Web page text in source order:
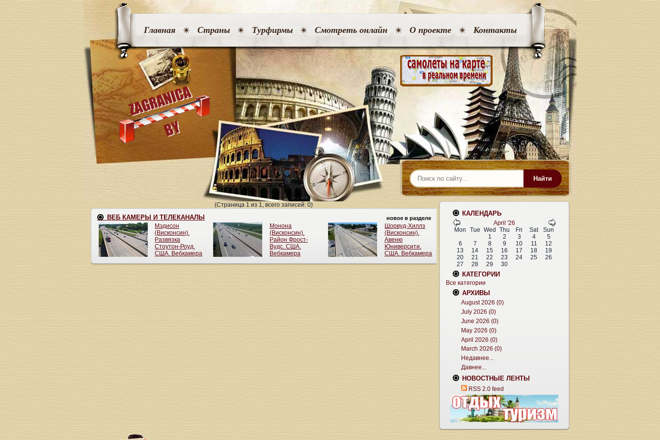
Главная Страны Турфирмы Смотреть онлайн О проекте Контакты
Найти
(Страница 1 из 1, всего записей: 0)
КАЛЕНДАРЬ
April '26
Mon
Tue Wed Thu Fri Sat
Sun
1
2 3 4
5
6
7 8 9 10 11
12
13
14 15 16 17 18
19
20
21 22 23 24 25
26
27
28 29 30
КАТЕГОРИИ
Все категории
АРХИВЫ
August 2026 (0)
July 2026 (0)
June 2026 (0)
May 2026 (0)
April 2026 (0)
March 2026 (0)
Недавнее...
Давнее...
НОВОСТНЫЕ ЛЕНТЫ
RSS 2.0 feed